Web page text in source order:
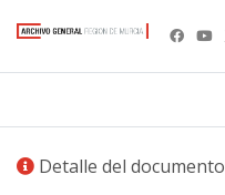
Detalle del documento